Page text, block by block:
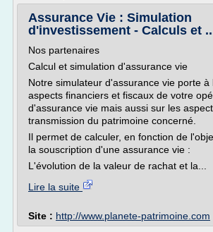
Assurance Vie : Simulation
d'investissement - Calculs et
Nos partenaires
Calcul et simulation d'assurance vie
Notre simulateur d'assurance vie porte à
aspects financiers et fiscaux de votre
d'assurance vie mais aussi sur les
transmission du patrimoine concerné.
Il permet de calculer, en fonction de
la souscription d'une assurance vie :
L'évolution de la valeur de rachat et la...
Lire la suite
Site : http://www.planete-patrimoine.com